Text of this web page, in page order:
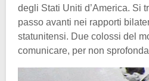
degli Stati Uniti d’America. Si
passo avanti nei rapporti
statunitensi. Due colossi del
comunicare, per non